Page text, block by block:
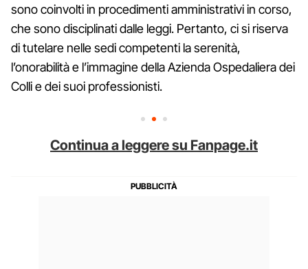
sono coinvolti in procedimenti amministrativi in corso,
che sono disciplinati dalle leggi. Pertanto, ci si riserva
di tutelare nelle sedi competenti la serenità,
l’onorabilità e l’immagine della Azienda Ospedaliera dei
Colli e dei suoi professionisti.
Continua a leggere su Fanpage.it